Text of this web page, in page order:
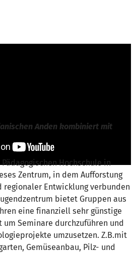
Anden kombiniert mit
Hochschule in
Zentrum, in dem Aufforstung
Entwicklung verbunden
bietet Gruppen aus
eine finanziell sehr günstige
Seminare durchzuführen und
umzusetzen. Z.B.mit
Gemüseanbau, Pilz- und